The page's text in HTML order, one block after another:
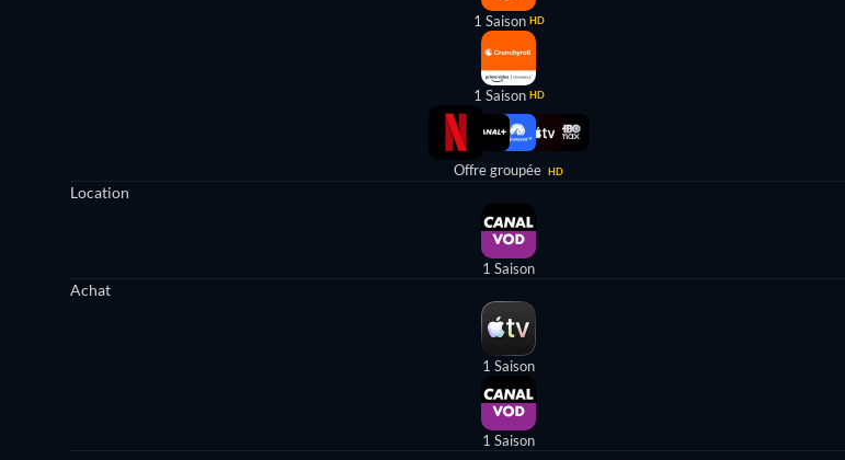
1 Saison HD
1 Saison HD
Offre groupée HD
Location
1 Saison
Achat
1 Saison
1 Saison